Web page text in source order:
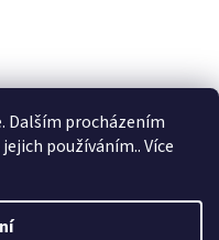
Dalším procházením
používáním.. Více